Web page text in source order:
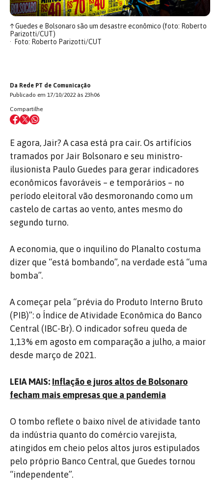
↑Guedes e Bolsonaro são um desastre econômico (foto: Roberto
Parizotti/CUT)
Foto: Roberto Parizotti/CUT
Da Rede PT de Comunicação
Publicado em 17/10/2022 às 23h06
Compartilhe
E agora, Jair? A casa está pra cair. Os artifícios
tramados por Jair Bolsonaro e seu ministro-
ilusionista Paulo Guedes para gerar indicadores
econômicos favoráveis – e temporários – no
período eleitoral vão desmoronando como um
castelo de cartas ao vento, antes mesmo do
segundo turno.
A economia, que o inquilino do Planalto costuma
dizer que “está bombando”, na verdade está “uma
bomba”.
A começar pela “prévia do Produto Interno Bruto
(PIB)”: o Índice de Atividade Econômica do Banco
Central (IBC-Br). O indicador sofreu queda de
1,13% em agosto em comparação a julho, a maior
desde março de 2021.
LEIA MAIS: Inflação e juros altos de Bolsonaro
fecham mais empresas que a pandemia
O tombo reflete o baixo nível de atividade tanto
da indústria quanto do comércio varejista,
atingidos em cheio pelos altos juros estipulados
pelo próprio Banco Central, que Guedes tornou
“independente”.